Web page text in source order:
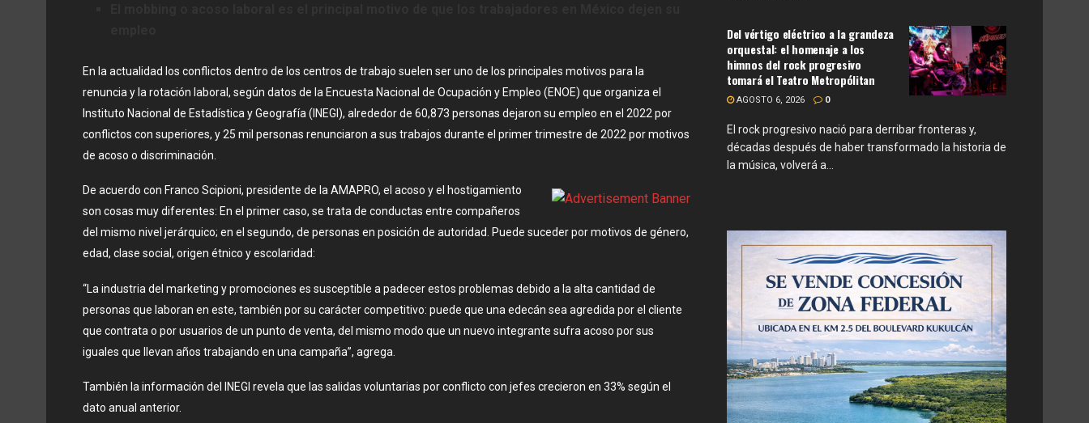
En la actualidad los conflictos dentro de los centros de trabajo suelen ser uno de los principales motivos para la
renuncia y la rotación laboral, según datos de la Encuesta Nacional de Ocupación y Empleo (ENOE) que organiza el
Instituto Nacional de Estadística y Geografía (INEGI), alrededor de 60,873 personas dejaron su empleo en el 2022 por
conflictos con superiores, y 25 mil personas renunciaron a sus trabajos durante el primer trimestre de 2022 por motivos
de acoso o discriminación.
De acuerdo con Franco Scipioni, presidente de la AMAPRO, el acoso y el hostigamiento
son cosas muy diferentes: En el primer caso, se trata de conductas entre compañeros
del mismo nivel jerárquico; en el segundo, de personas en posición de autoridad. Puede suceder por motivos de género,
edad, clase social, origen étnico y escolaridad:
“La industria del marketing y promociones es susceptible a padecer estos problemas debido a la alta cantidad de
personas que laboran en este, también por su carácter competitivo: puede que una edecán sea agredida por el cliente
que contrata o por usuarios de un punto de venta, del mismo modo que un nuevo integrante sufra acoso por sus
iguales que llevan años trabajando en una campaña”, agrega.
También la información del INEGI revela que las salidas voluntarias por conflicto con jefes crecieron en 33% según el
dato anual anterior.
Del vértigo eléctrico a la grandeza
orquestal: el homenaje a los
himnos del rock progresivo
tomará el Teatro Metropólitan
AGOSTO 6, 2026 0
El rock progresivo nació para derribar fronteras y,
décadas después de haber transformado la historia de
la música, volverá a...